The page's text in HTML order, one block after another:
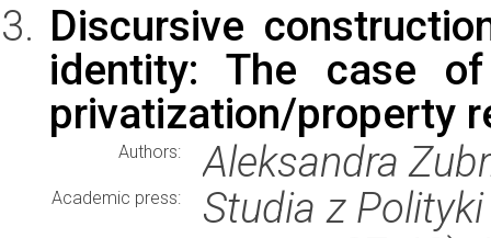
Discursive
identity: The case
privatization/property
Authors: Aleksandra
Academic press:
Studia z